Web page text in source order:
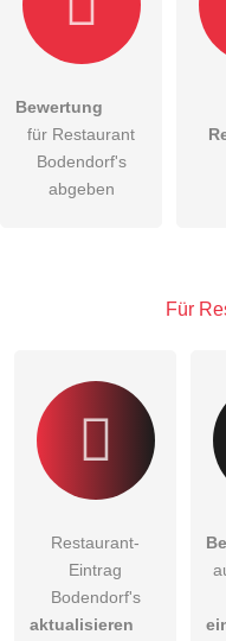
Hiermit akzeptiere
DieDatenschutzerklärung
Besucher sichtbar.
Bewertung
für Restaurant
Bodendorf's
abgeben
Für
Restaurant-
Eintrag
Bodendorf's
aktualisieren